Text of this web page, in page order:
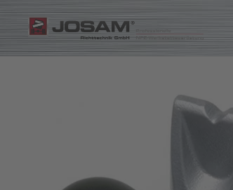
Zum Hauptinhalt springen